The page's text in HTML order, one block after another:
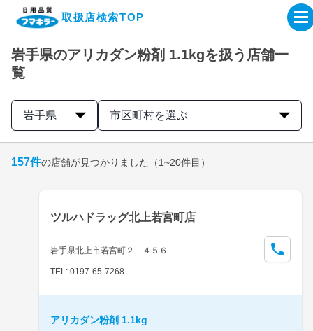
取扱店検索TOP
企業・IR情報サイト
製品情報サイト
取扱店検索はこちら
岩手県のアリカダン粉剤 1.1kgを扱う店舗一
覧
岩手県 市区町村を選ぶ
157件の店舗が見つかりました （1~20件目）
ツルハドラッグ北上若宮町店
岩手県北上市若宮町２－４５６
TEL: 0197-65-7268
アリカダン粉剤 1.1kg